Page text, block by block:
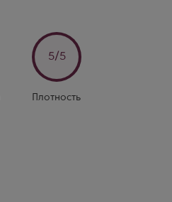
5/5
Плотность